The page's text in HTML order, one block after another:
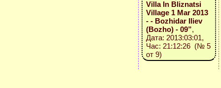
Villa In Bliznatsi
Village 1 Mar 2013
- - Bozhidar Iliev
(Bozho) - 09”,
Дата: 2013:03:01,
Час: 21:12:26 (№ 5
от 9)